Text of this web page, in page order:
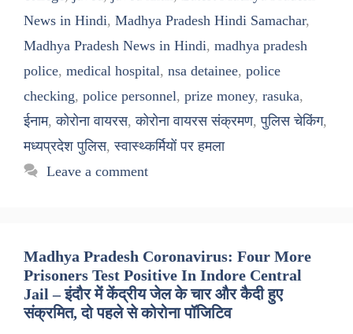
News in Hindi, Madhya Pradesh Hindi Samachar,
Madhya Pradesh News in Hindi, madhya pradesh
police, medical hospital, nsa detainee, police
checking, police personnel, prize money, rasuka,
ईनाम,कोरोना वायरस,कोरोना वायरस संक्रमण,पुलिस चेकिंग,
मध्यप्रदेश पुलिस,स्वास्थ्कर्मियों पर हमला
Leave a comment
Madhya Pradesh Coronavirus: Four More
Prisoners Test Positive In Indore Central
Jail – इंदौर में केंद्रीय जेल के चार और कैदी हुए
संक्रमित, दो पहले से कोरोना पॉजिटिव